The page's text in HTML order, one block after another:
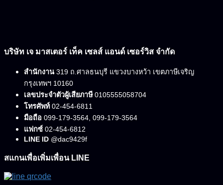
บริษัท เจ มาสเตอร์ เท็ค เซลส์ แอนด์ เซอร์วิส จำกัด
สำนักงาน 319 ถ.ศาลธนบุรี แขวงบางหว้า เขตภาษีเจริญ
กรุงเทพฯ 10160
เลขประจำตัวผู้เสียภาษี0105555058704
โทรศัพท์02-454-6811
มือถือ 099-179-3564, 099-179-3564
แฟกซ์ 02-454-6812
LINE ID @dac9429f
สแกนเพื่อเพิ่มเพื่อน LINE